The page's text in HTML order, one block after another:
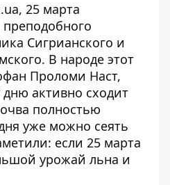
, 25 марта
Сигрианского и
В народе этот
Проломи Наст,
активно сходит
полностью
уже можно сеять
если 25 марта
урожай льна и